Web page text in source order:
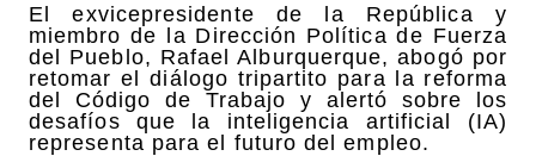
El exvicepresidente de la República y
miembro de la Dirección Política de Fuerza
del Pueblo, Rafael Alburquerque, abogó por
retomar el diálogo tripartito para la reforma
del Código de Trabajo y alertó sobre los
desafíos que la inteligencia artificial (IA)
representa para el futuro del empleo.